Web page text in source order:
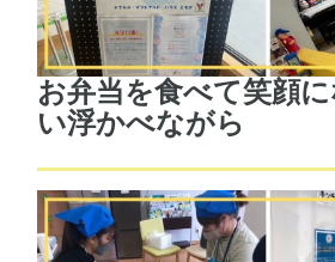
お弁当を食べて笑顔
い浮かべながら